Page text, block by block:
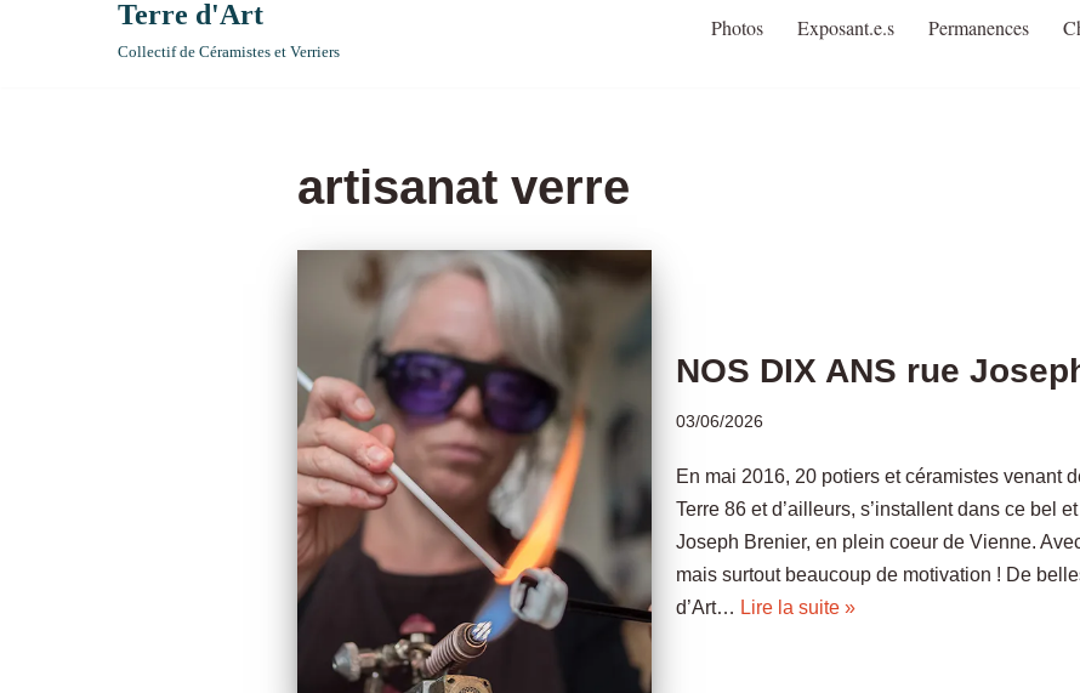
Terre d'Art
Collectif de Céramistes et Verriers
Photos Exposant.e.s Permanences
artisanat verre
NOS DIX ANS rue
03/06/2026
En mai 2016, 20 potiers et céramistes venant
Terre 86 et d’ailleurs, s’installent dans ce bel
Joseph Brenier, en plein coeur de Vienne.
mais surtout beaucoup de motivation ! De
d’Art… Lire la suite »